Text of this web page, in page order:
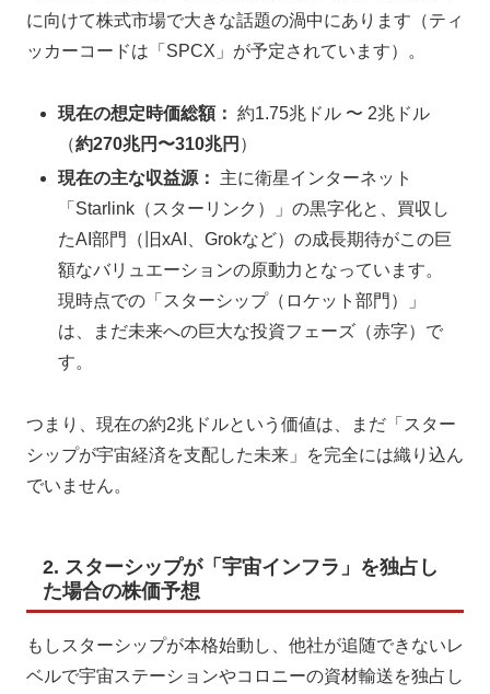
に向けて株式市場で大きな話題の渦中にあります（ティ
ッカーコードは「SPCX」が予定されています）。
現在の想定時価総額： 約1.75兆ドル 〜 2兆ドル
（約270兆円〜310兆円 ）
現在の主な収益源：
主に衛星インターネット
「Starlink（スターリンク）」の黒字化と、買収し
たAI部門（旧xAI、Grokなど）の成長期待がこの巨
額なバリュエーションの原動力となっています。
現時点での「スターシップ（ロケット部門）」
は、まだ未来への巨大な投資フェーズ（赤字）で
す。
つまり、現在の約2兆ドルという価値は、まだ「スター
シップが宇宙経済を支配した未来」を完全には織り込ん
でいません。
2. スターシップが「宇宙インフラ」を独占し
た場合の株価予想
もしスターシップが本格始動し、他社が追随できないレ
ベルで宇宙ステーションやコロニーの資材輸送を独占し